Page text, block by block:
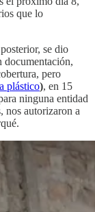
que lo
se dio
documentación,
pero
plástico), en 15
ninguna entidad
nos autorizaron a